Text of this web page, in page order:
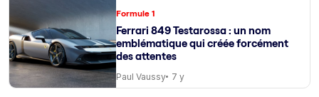
Formule 1
Ferrari 849 Testarossa : un nom
emblématique qui créée forcément
des attentes
Paul Vaussy 7 y